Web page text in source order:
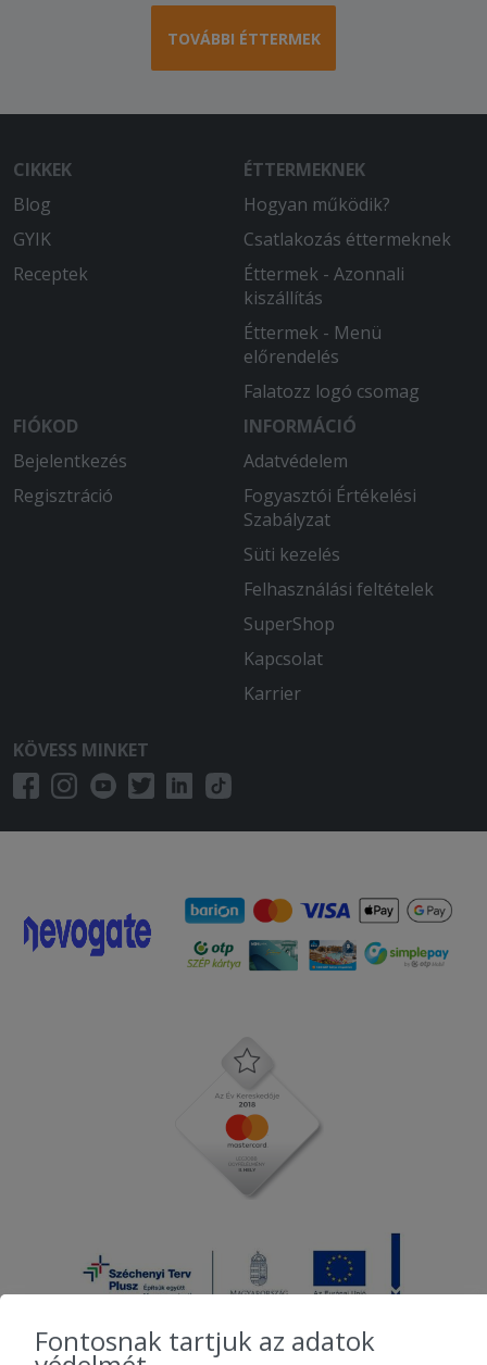
burgert volt alkalmunk elfogyasztani!
TOVÁBBI ÉTTERMEK
CIKKEK
Blog
GYIK
Receptek
ÉTTERMEKNEK
Hogyan működik?
Csatlakozás éttermeknek
Éttermek - Azonnali
kiszállítás
Éttermek - Menü
előrendelés
Falatozz logó csomag
FIÓKOD
Bejelentkezés
Regisztráció
INFORMÁCIÓ
Adatvédelem
Fogyasztói Értékelési
Szabályzat
Süti kezelés
Felhasználási feltételek
SuperShop
Kapcsolat
Karrier
KÖVESS MINKET
Fontosnak tartjuk az adatok